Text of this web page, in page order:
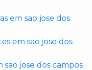
em sao jose dos
em sao jose dos
sao jose dos campos